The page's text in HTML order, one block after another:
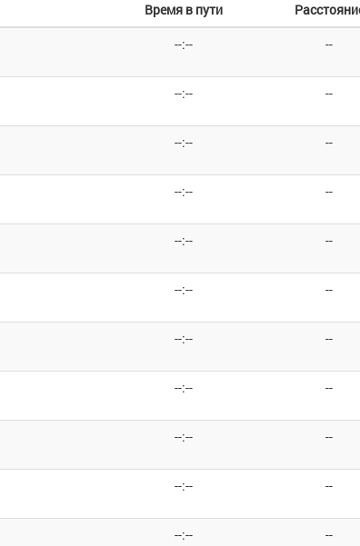
Время в пути
--:-- --
--:-- --
--:-- --
--:-- --
--:-- --
--:-- --
--:-- --
--:-- --
--:-- --
--:-- --
--:-- --